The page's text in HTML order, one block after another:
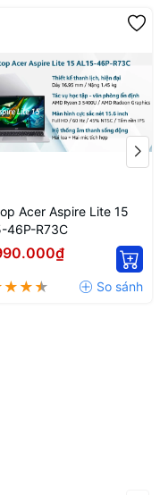
Acer Aspire Lite 15
46P-R73C